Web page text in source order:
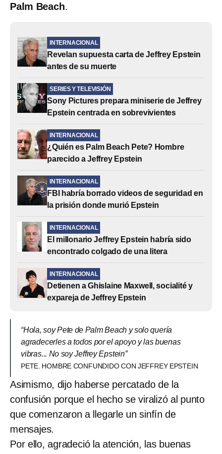
Palm Beach.
INTERNACIONAL
Revelan supuesta carta de Jeffrey Epstein
antes de su muerte
SERIES Y TELEVISIÓN
Sony Pictures prepara miniserie de Jeffrey
Epstein centrada en sobrevivientes
INTERNACIONAL
¿Quién es Palm Beach Pete? Hombre
parecido a Jeffrey Epstein
INTERNACIONAL
FBI habría borrado videos de seguridad en
la prisión donde murió Epstein
INTERNACIONAL
El millonario Jeffrey Epstein habría sido
encontrado colgado de una litera
INTERNACIONAL
Detienen a Ghislaine Maxwell, socialité y
expareja de Jeffrey Epstein
“Hola, soy Pete de Palm Beach y solo quería
agradecerles a todos por el apoyo y las buenas
vibras... No soy Jeffrey Epstein”
PETE. HOMBRE CONFUNDIDO CON JEFFREY EPSTEIN
Asimismo, dijo haberse percatado de la
confusión porque el hecho se viralizó al punto
que comenzaron a llegarle un sinfín de
mensajes.
Por ello, agradeció la atención, las buenas